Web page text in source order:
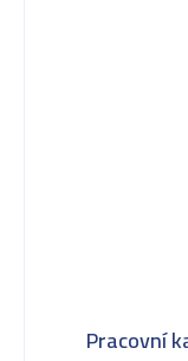
Pracovní